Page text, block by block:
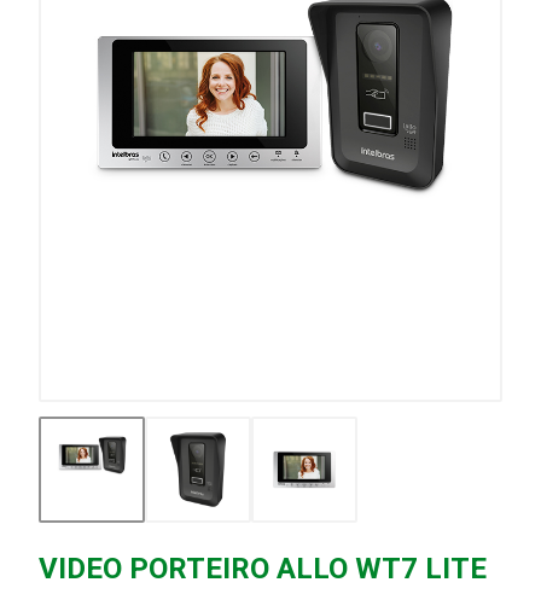
VIDEO PORTEIRO ALLO WT7 LITE